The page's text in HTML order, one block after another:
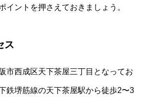
イントを押さえておきましょう。
ス
市西成区天下茶屋三丁目となってお
鉄堺筋線の天下茶屋駅から徒歩2〜3